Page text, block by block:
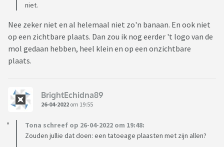
niet.
Nee zeker niet en al helemaal niet zo'n banaan. En ook niet
op een zichtbare plaats. Dan zou ik nog eerder 't logo van de
mol gedaan hebben, heel klein en op een onzichtbare
plaats.
BrightEchidna89
26-04-2022 om 19:55
Tona schreef op 26-04-2022 om 19:48:
Zouden jullie dat doen: een tatoeage plaasten met zijn allen?